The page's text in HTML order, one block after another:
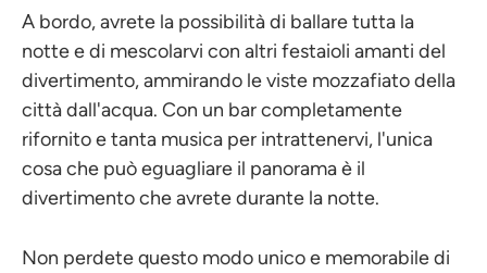
A bordo, avrete la possibilità di ballare tutta la
notte e di mescolarvi con altri festaioli amanti del
divertimento, ammirando le viste mozzafiato della
città dall'acqua. Con un bar completamente
rifornito e tanta musica per intrattenervi, l'unica
cosa che può eguagliare il panorama è il
divertimento che avrete durante la notte.
Non perdete questo modo unico e memorabile di